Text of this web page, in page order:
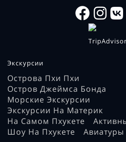
Экскурсии
Острова Пхи Пхи
Остров Джеймса Бонда
Морские Экскурсии
Экскурсии На Материк
На Самом Пхукете
Шоу На Пхукете
Авиатуры